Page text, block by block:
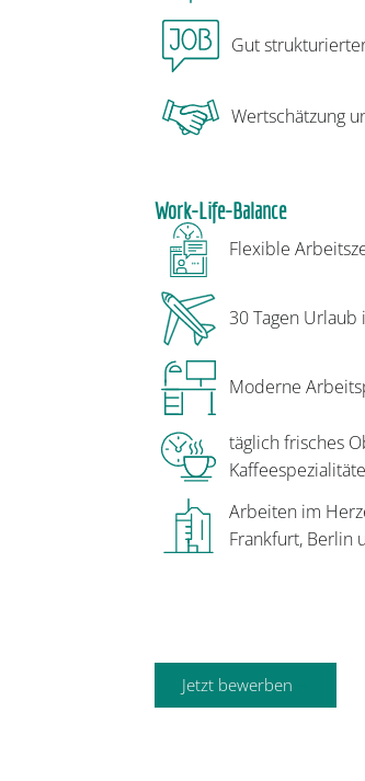
Gut
Wertschätzung
Work-Life-Balance
Flexible
30 Tagen Urlaub
Moderne
täglich frisches
Arbeiten im
Frankfurt, Berlin
Jetzt bewerben